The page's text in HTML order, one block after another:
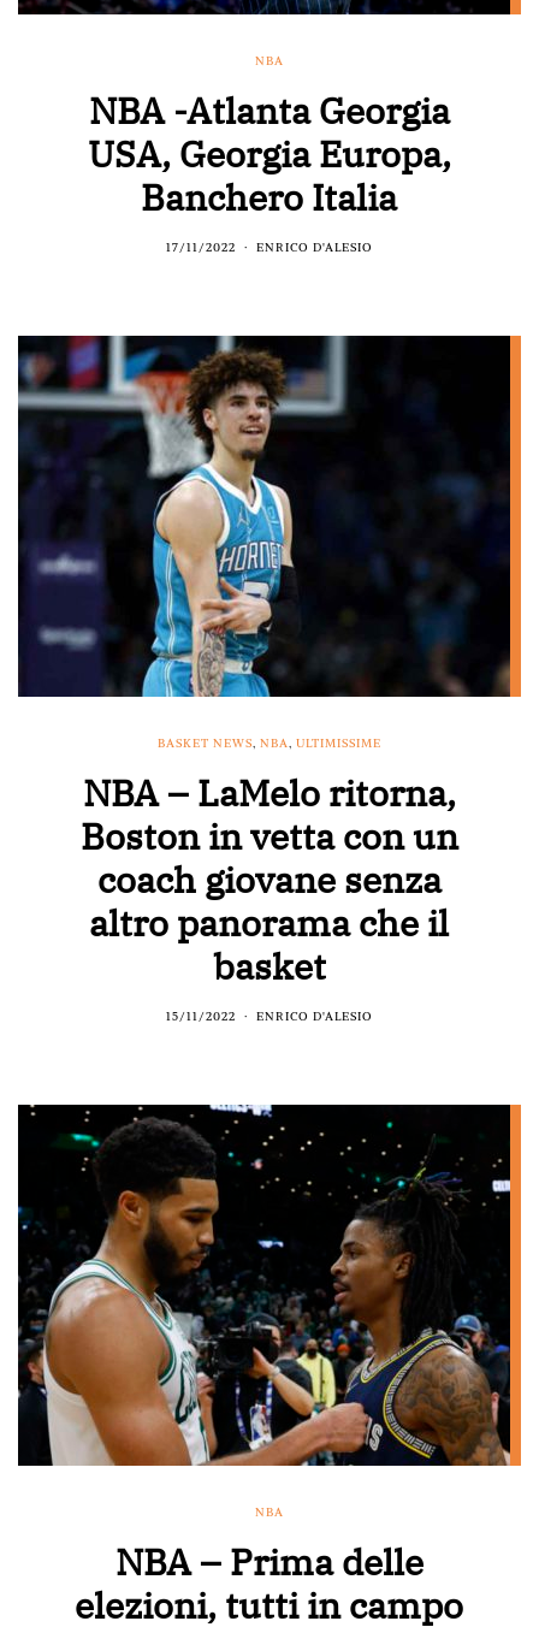
NBA
NBA -Atlanta Georgia
USA, Georgia Europa,
Banchero Italia
17/11/2022 ENRICO D'ALESIO
BASKET NEWS, NBA, ULTIMISSIME
NBA – LaMelo ritorna,
Boston in vetta con un
coach giovane senza
altro panorama che il
basket
15/11/2022 ENRICO D'ALESIO
NBA
NBA – Prima delle
elezioni, tutti in campo